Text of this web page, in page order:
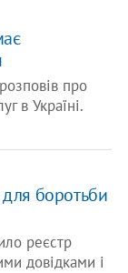
про
в Україні.
боротьби
реєстр
довідками і